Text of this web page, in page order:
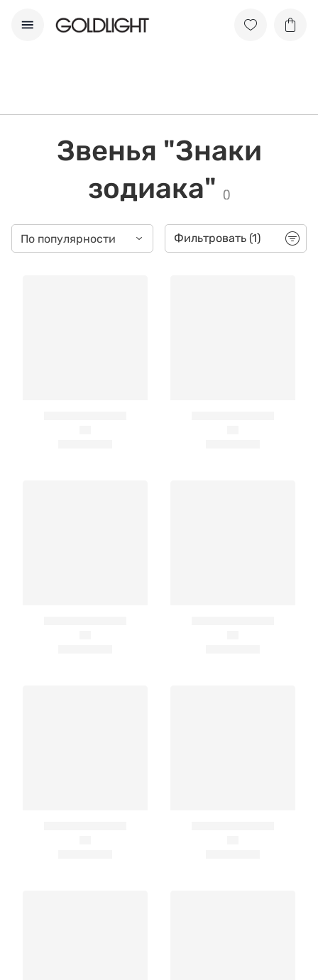
Звенья "Знаки
зодиака"
()
По популярности Фильтровать (1)